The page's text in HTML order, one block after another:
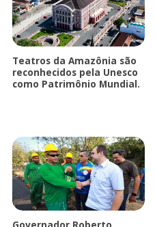
Teatros da Amazônia são
reconhecidos pela Unesco
como Patrimônio Mundial.